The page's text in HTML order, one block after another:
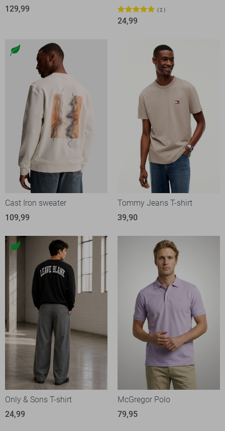
129,99
2
24,99
Cast Iron sweater
109,99
Tommy Jeans T-shirt
39,90
Only & Sons T-shirt
24,99
McGregor Polo
79,95